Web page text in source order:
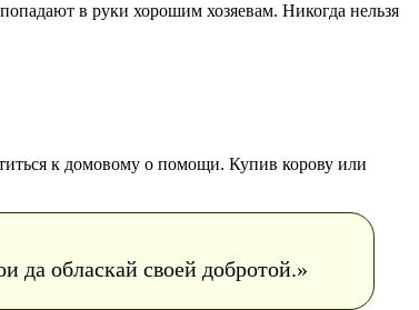
в руки хорошим хозяевам. Никогда нельзя
к домовому о помощи. Купив корову или
да обласкай своей добротой.»